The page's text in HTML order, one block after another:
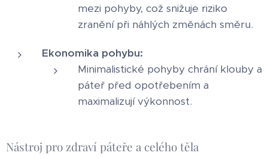
mezi pohyby, což snižuje riziko
zranění při náhlých změnách směru.
Ekonomika pohybu:
Minimalistické pohyby chrání klouby a
páteř před opotřebením a
maximalizují výkonnost.
Nástroj pro zdraví páteře a celého těla